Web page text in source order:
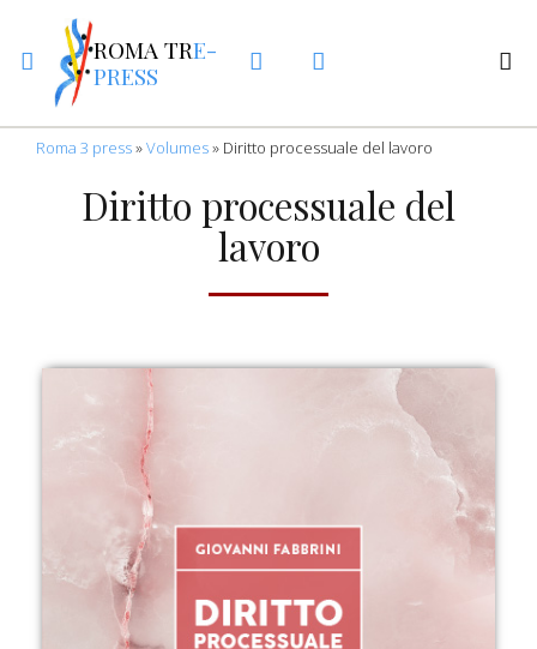
ROMA TRE-
PRESS
Roma 3 press»Volumes» Diritto processuale del lavoro
Diritto processuale del
lavoro